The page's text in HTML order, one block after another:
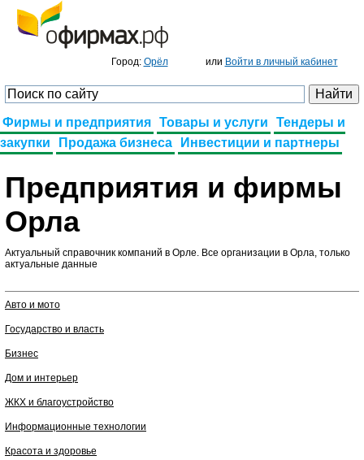
Город: Орёл или Войти в личный кабинет
Фирмы и предприятия Товары и услуги
Тендеры и
закупки
Продажа бизнеса Инвестиции и партнеры
Предприятия и фирмы
Орла
Актуальный справочник компаний в Орле. Все организации в Орла, только
актуальные данные
Авто и мото
Государство и власть
Бизнес
Дом и интерьер
ЖКХ и благоустройство
Информационные технологии
Красота и здоровье